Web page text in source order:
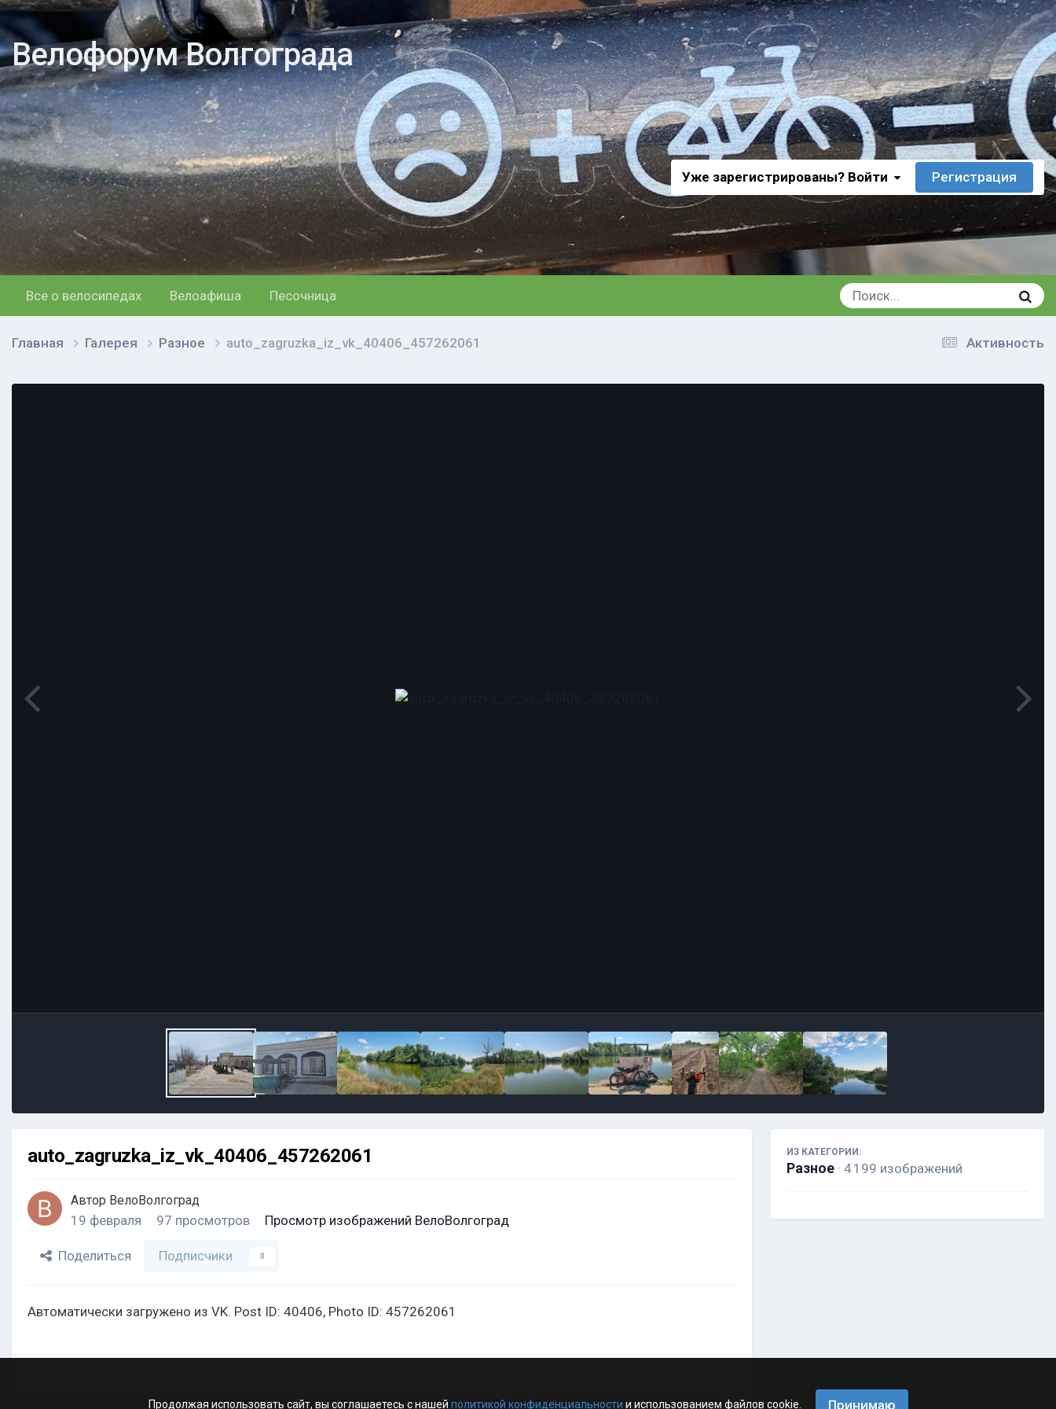
Велофорум Волгограда
Уже зарегистрированы? Войти Регистрация
Все о велосипедах Велоафиша Песочница
Активность
Главная Галерея Разное auto_zagruzka_iz_vk_40406_457262061
auto_zagruzka_iz_vk_40406_457262061
Автор ВелоВолгоград
19 февраля 97 просмотров Просмотр изображений ВелоВолгоград
Поделиться Подписчики 0
Автоматически загружено из VK. Post ID: 40406, Photo ID: 457262061
ИЗ КАТЕГОРИИ:
Разное · 4 199 изображений
Продолжая использовать сайт, вы соглашаетесь с нашей политикой конфиденциальности и использованием файлов cookie. Принимаю